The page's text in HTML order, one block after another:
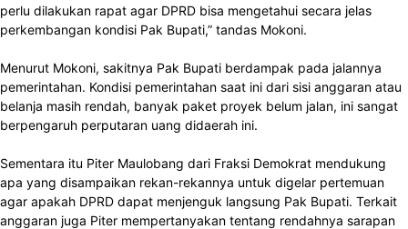
perlu dilakukan rapat agar DPRD bisa mengetahui secara jelas
perkembangan kondisi Pak Bupati,” tandas Mokoni.
Menurut Mokoni, sakitnya Pak Bupati berdampak pada jalannya
pemerintahan. Kondisi pemerintahan saat ini dari sisi anggaran atau
belanja masih rendah, banyak paket proyek belum jalan, ini sangat
berpengaruh perputaran uang didaerah ini.
Sementara itu Piter Maulobang dari Fraksi Demokrat mendukung
apa yang disampaikan rekan-rekannya untuk digelar pertemuan
agar apakah DPRD dapat menjenguk langsung Pak Bupati. Terkait
anggaran juga Piter mempertanyakan tentang rendahnya sarapan